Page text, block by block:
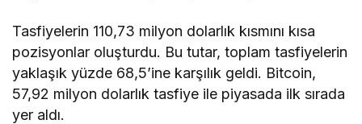
Tasfiyelerin 110,73 milyon dolarlık kısmını kısa
pozisyonlar oluşturdu. Bu tutar, toplam tasfiyelerin
yaklaşık yüzde 68,5’ine karşılık geldi. Bitcoin,
57,92 milyon dolarlık tasfiye ile piyasada ilk sırada
yer aldı.